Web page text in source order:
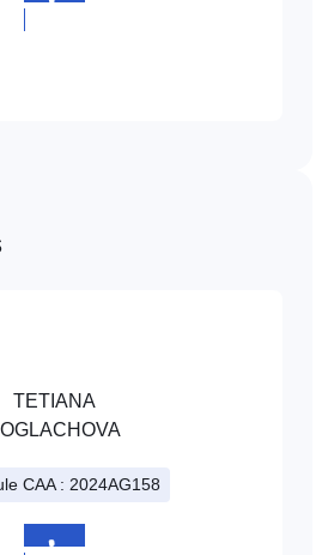
TETIANA
CAA : 2024AG158